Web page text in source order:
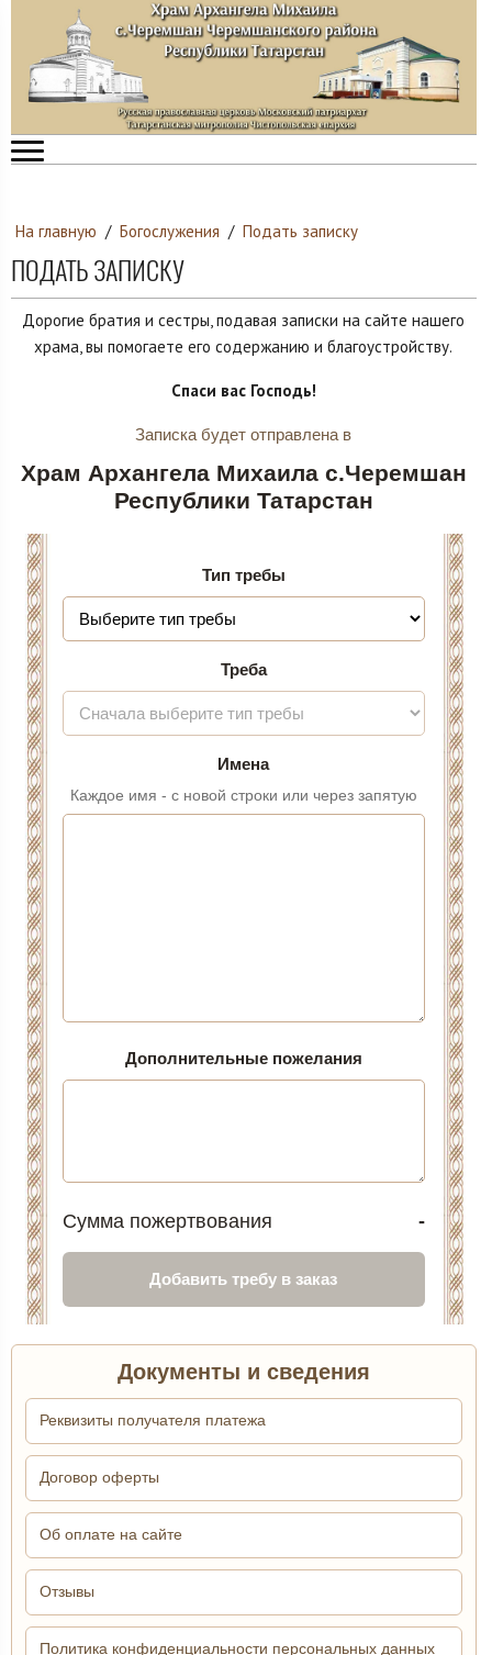
На главную / Богослужения / Подать записку
ПОДАТЬ ЗАПИСКУ
Дорогие братия и сестры, подавая записки на сайте нашего
храма, вы помогаете его содержанию и благоустройству.
Спаси вас Господь!